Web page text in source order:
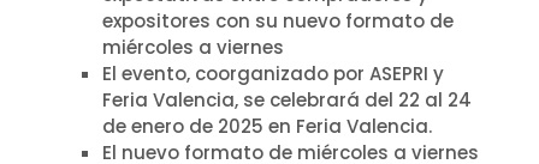
expositores con su nuevo formato de
miércoles a viernes
El evento, coorganizado por ASEPRI y
Feria Valencia, se celebrará del 22 al 24
de enero de 2025 en Feria Valencia.
El nuevo formato de miércoles a viernes